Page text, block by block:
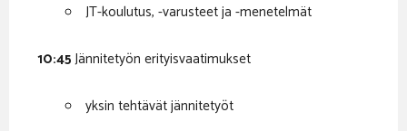
JT-koulutus, -varusteet ja -menetelmät
10:45Jännitetyön erityisvaatimukset
yksin tehtävät jännitetyöt